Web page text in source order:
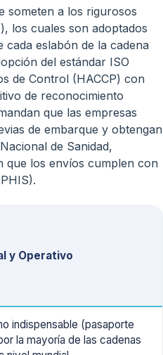
someten a los rigurosos
los cuales son adoptados
eslabón de la cadena
del estándar ISO
de Control (HACCP) con
de reconocimiento
que las empresas
de embarque y obtengan
de Sanidad,
que los envíos cumplen con
y Operativo
indispensable (pasaporte
la mayoría de las cadenas